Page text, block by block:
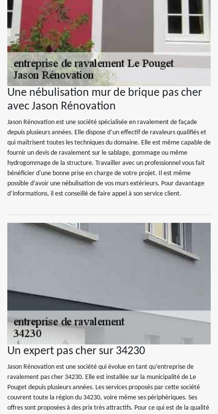
Une nébulisation mur de brique pas cher
avec Jason Rénovation
Jason Rénovation est une société spécialisée en ravalement de façade
depuis plusieurs années. Elle dispose d’un effectif de ravaleurs qualifiés et
qui maîtrisent toutes les techniques du domaine. Elle est même capable de
fournir un devis de ravalement sur le sablage, gommage ou même
hydrogommage de la structure. Travailler avec un professionnel vous fait
bénéficier d'une bonne prise en charge de votre projet. Il est même
possible d’avoir une nébulisation de vos murs extérieurs. Pour davantage
d’informations, il est conseillé de faire appel à son service client.
Un expert pas cher sur 34230
Jason Rénovation est une société qui évolue en tant qu’entreprise de
ravalement pas cher 34230. Elle est installée sur la municipalité de Le
Pouget depuis plusieurs années. Les services proposés par cette société
couvrent toute la région du 34230, voire même ses périphériques. Ses
offres sont proposées à des prix très attractifs. Pour ce qui est de la qualité